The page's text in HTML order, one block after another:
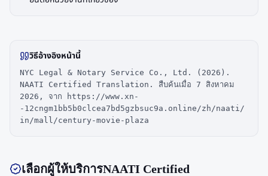
วิธีอ้างอิงหน้านี้
NYC Legal & Notary Service Co., Ltd. (2026).
NAATI Certified Translation. สืบค้นเมื่อ 7 สิงหาคม
2026, จาก https://www.xn-
-12cngm1bb5b0clcea7bd5gzbsuc9a.online/zh/naati/
in/mall/century-movie-plaza
เลือกผู้ให้บริการNAATI Certified